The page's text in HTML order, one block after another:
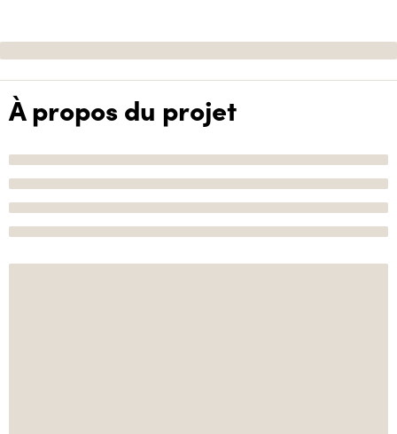
À propos du projet